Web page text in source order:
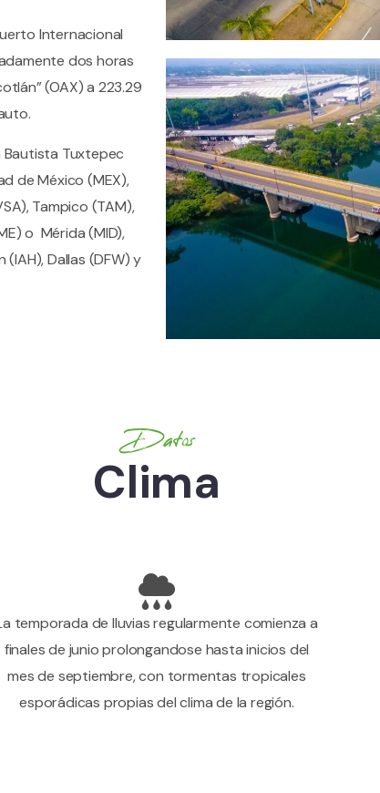
Internacional
dos horas
(OAX) a 223.29
Bautista Tuxtepec
de México (MEX),
Tampico (TAM),
o Mérida (MID),
Dallas (DFW) y
Datos
Clima
temporada de lluvias regularmente comienza a
finales de junio prolongandose hasta inicios del
mes de septiembre, con tormentas tropicales
esporádicas propias del clima de la región.